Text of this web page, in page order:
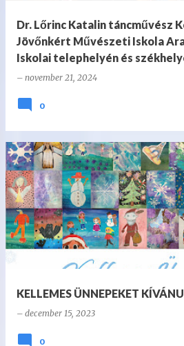
Dr. Lőrinc Katalin táncművész
Jövőnkért Művészeti Iskola
Iskolai telephelyén és
– november 21, 2024
0
KELLEMES ÜNNEPEKET
– december 15, 2023
0